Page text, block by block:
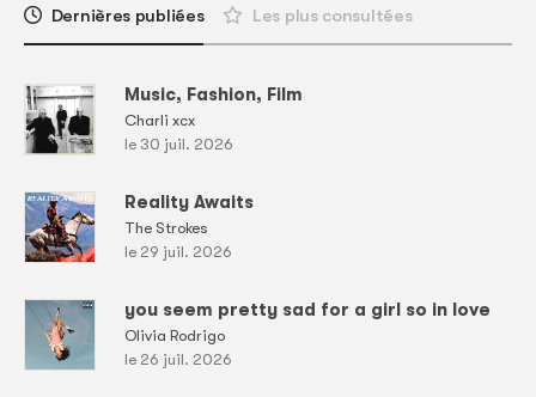
Dernières publiées Les plus consultées
Music, Fashion, Film
Charli xcx
le 30 juil. 2026
Reality Awaits
The Strokes
le 29 juil. 2026
you seem pretty sad for a girl so in love
Olivia Rodrigo
le 26 juil. 2026